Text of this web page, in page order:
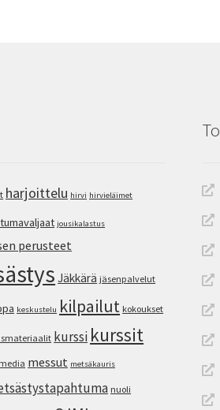
harjoittelu hirvi hirvieläimet
jousikalastus
perusteet
Jäkkärä jäsenpalvelut
keskustelu kilpailut kokoukset
kurssi kurssit
media messut metsäkauris
nuoli